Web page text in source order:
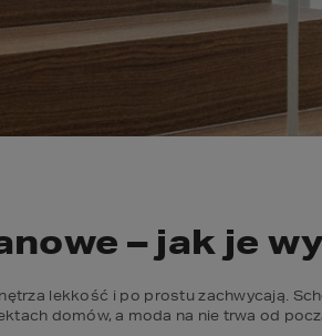
– jak je
lekkość i po prostu zachwycają.
domów, a moda na nie trwa od